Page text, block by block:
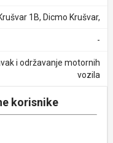
1B, Dicmo Krušvar,
-
i održavanje motornih
vozila
korisnike